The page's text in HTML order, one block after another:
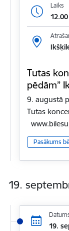
Laiks
12.00
Tutas
pēdām”
9. augustā
Tutas
Pasākums
19.
19.